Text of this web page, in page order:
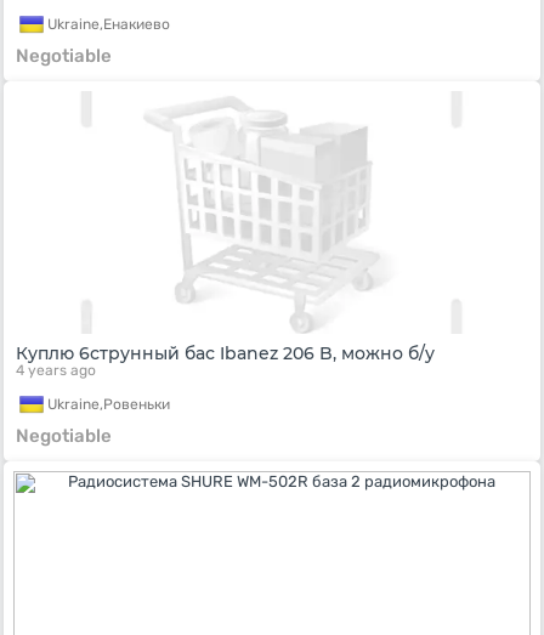
Ukraine,Енакиево
Negotiable
Куплю 6струнный бас Ibanez 206 B, можно б/у
4 years ago
Ukraine,Ровеньки
Negotiable